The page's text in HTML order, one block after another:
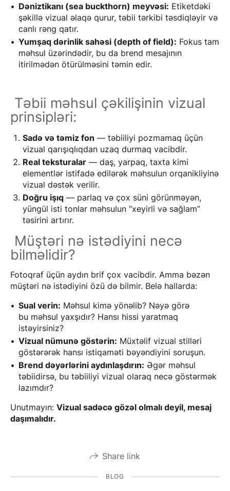
Dəniztikanı (sea buckthorn) meyvəsi: Etiketdəki
şəkillə vizual əlaqə qurur, təbii tərkibi təsdiqləyir və
canlı rəng qatır.
Yumşaq dərinlik sahəsi (depth of field): Fokus tam
məhsul üzərindədir, bu da brend mesajının
itirilmədən ötürülməsini təmin edir.
Təbii məhsul çəkilişinin vizual
prinsipləri:
Sadə və təmiz fon — təbiiliyi pozmamaq üçün
vizual qarışıqlıqdan uzaq durmaq vacibdir.
Real teksturalar — daş, yarpaq, taxta kimi
elementlər istifadə edilərək məhsulun orqanikliyinə
vizual dəstək verilir.
Doğru işıq — parlaq və çox süni görünməyən,
yüngül isti tonlar məhsulun “xeyirli və sağlam”
təsirini artırır.
Müştəri nə istədiyini necə
bilməlidir?
Fotoqraf üçün aydın brif çox vacibdir. Amma bəzən
müştəri nə istədiyini özü də bilmir. Belə hallarda:
Sual verin: Məhsul kimə yönəlib? Nəyə görə
bu məhsul yaxşıdır? Hansı hissi yaratmaq
istəyirsiniz?
Vizual nümunə göstərin: Müxtəlif vizual stilləri
göstərərək hansı istiqaməti bəyəndiyini soruşun.
Brend dəyərlərini aydınlaşdırın: Əgər məhsul
təbiidirsə, bu təbiiliyi vizual olaraq necə göstərmək
lazımdır?
Unutmayın: Vizual sadəcə gözəl olmalı deyil, mesaj
daşımalıdır.
Share link
BLOG